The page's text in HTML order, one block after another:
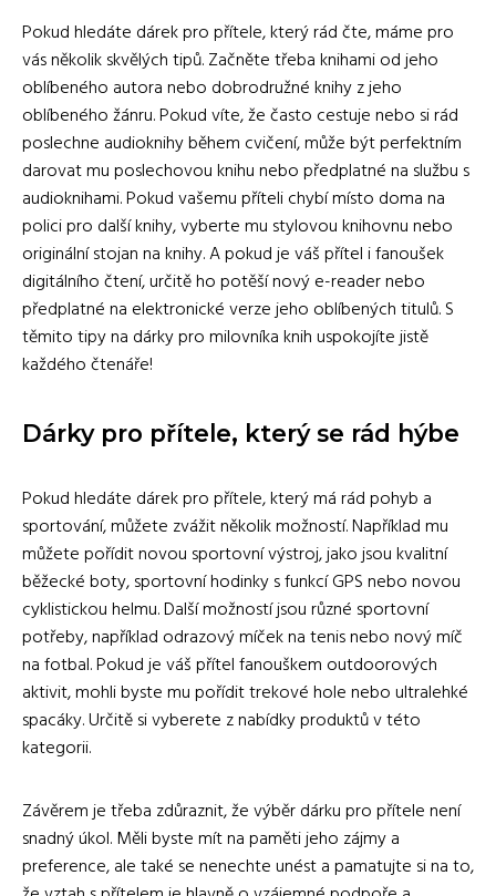
Pokud hledáte dárek pro přítele, který rád čte, máme pro
vás několik skvělých tipů. Začněte třeba knihami od jeho
oblíbeného autora nebo dobrodružné knihy z jeho
oblíbeného žánru. Pokud víte, že často cestuje nebo si rád
poslechne audioknihy během cvičení, může být perfektním
darovat mu poslechovou knihu nebo předplatné na službu s
audioknihami. Pokud vašemu příteli chybí místo doma na
polici pro další knihy, vyberte mu stylovou knihovnu nebo
originální stojan na knihy. A pokud je váš přítel i fanoušek
digitálního čtení, určitě ho potěší nový e-reader nebo
předplatné na elektronické verze jeho oblíbených titulů. S
těmito tipy na dárky pro milovníka knih uspokojíte jistě
každého čtenáře!
Dárky pro přítele, který se rád hýbe
Pokud hledáte dárek pro přítele, který má rád pohyb a
sportování, můžete zvážit několik možností. Například mu
můžete pořídit novou sportovní výstroj, jako jsou kvalitní
běžecké boty, sportovní hodinky s funkcí GPS nebo novou
cyklistickou helmu. Další možností jsou různé sportovní
potřeby, například odrazový míček na tenis nebo nový míč
na fotbal. Pokud je váš přítel fanouškem outdoorových
aktivit, mohli byste mu pořídit trekové hole nebo ultralehké
spacáky. Určitě si vyberete z nabídky produktů v této
kategorii.
Závěrem je třeba zdůraznit, že výběr dárku pro přítele není
snadný úkol. Měli byste mít na paměti jeho zájmy a
preference, ale také se nenechte unést a pamatujte si na to,